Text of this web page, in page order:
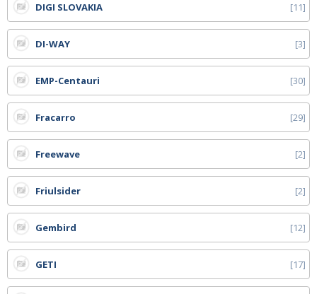
DIGI SLOVAKIA 11
DI-WAY 3
EMP-Centauri 30
Fracarro 29
Freewave 2
Friulsider 2
Gembird 12
GETI 17